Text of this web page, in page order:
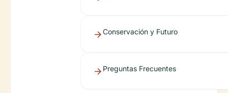
Conservación y Futuro
Preguntas Frecuentes